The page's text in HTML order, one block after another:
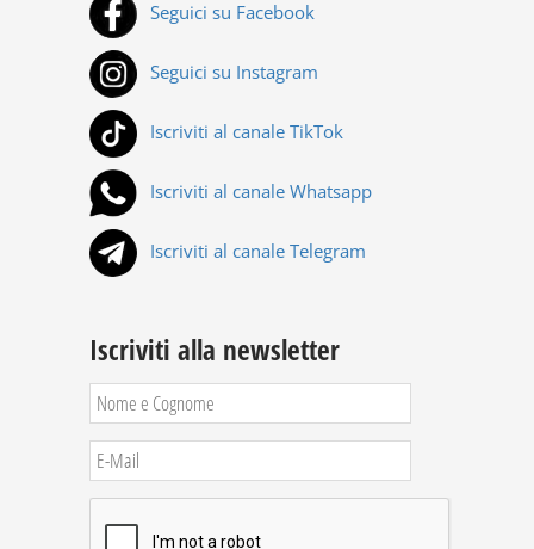
Seguici su Facebook
Seguici su Instagram
Iscriviti al canale TikTok
Iscriviti al canale Whatsapp
Iscriviti al canale Telegram
Iscriviti alla newsletter